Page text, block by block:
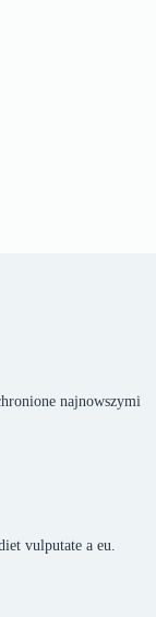
najnowszymi
vulputate a eu.